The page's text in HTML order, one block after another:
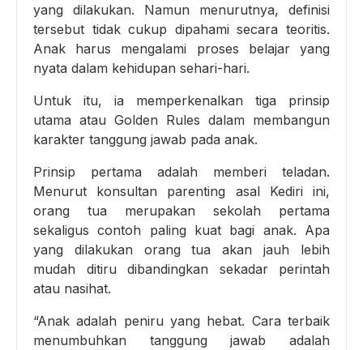
yang dilakukan. Namun menurutnya, definisi
tersebut tidak cukup dipahami secara teoritis.
Anak harus mengalami proses belajar yang
nyata dalam kehidupan sehari-hari.
Untuk itu, ia memperkenalkan tiga prinsip
utama atau Golden Rules dalam membangun
karakter tanggung jawab pada anak.
Prinsip pertama adalah memberi teladan.
Menurut konsultan parenting asal Kediri ini,
orang tua merupakan sekolah pertama
sekaligus contoh paling kuat bagi anak. Apa
yang dilakukan orang tua akan jauh lebih
mudah ditiru dibandingkan sekadar perintah
atau nasihat.
“Anak adalah peniru yang hebat. Cara terbaik
menumbuhkan tanggung jawab adalah